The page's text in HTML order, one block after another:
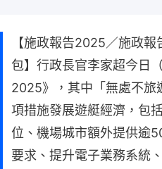
【施政報告2025／施政
包】行政長官李家超今日
2025》，其中「無處不旅
項措施發展遊艇經濟，包
位、機場城市額外提供逾
要求、提升電子業務系統